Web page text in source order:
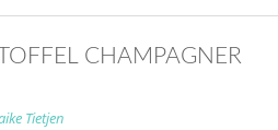
CHAMPAGNER
Tietjen